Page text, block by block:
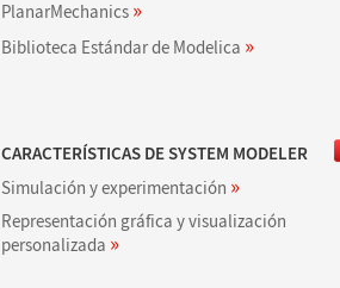
PlanarMechanics »
Biblioteca Estándar de Modelica »
CARACTERÍSTICAS DE SYSTEM MODELER
Simulación y experimentación »
Representación gráfica y visualización
personalizada »